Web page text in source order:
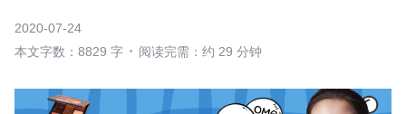
2020-07-24
本文字数：8829 字
阅读完需：约 29 分钟